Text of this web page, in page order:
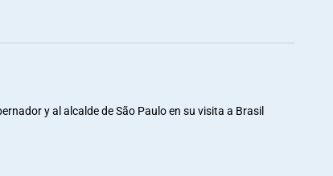
y al alcalde de São Paulo en su visita a Brasil